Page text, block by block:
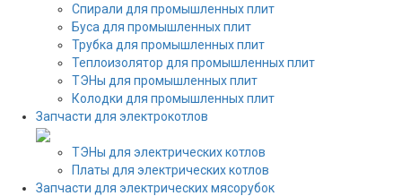
Спирали для промышленных плит
Буса для промышленных плит
Трубка для промышленных плит
Теплоизолятор для промышленных плит
ТЭНы для промышленных плит
Колодки для промышленных плит
Запчасти для электрокотлов
ТЭНы для электрических котлов
Платы для электрических котлов
Запчасти для электрических мясорубок